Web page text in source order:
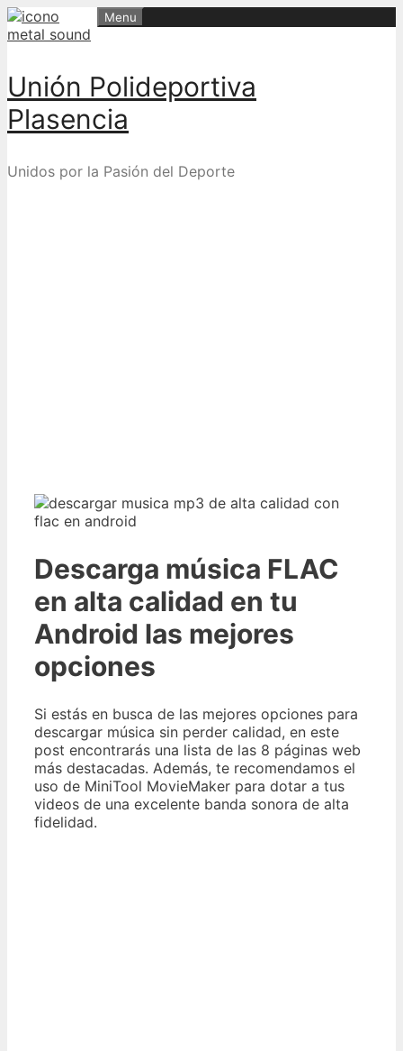
Skip
to
Unión Polideportiva
Plasencia
Unidos por la Pasión del Deporte
Menu
Descarga música FLAC
en alta calidad en tu
Android las mejores
opciones
Si estás en busca de las mejores opciones para
descargar música sin perder calidad, en este
post encontrarás una lista de las 8 páginas web
más destacadas. Además, te recomendamos el
uso de MiniTool MovieMaker para dotar a tus
videos de una excelente banda sonora de alta
fidelidad.